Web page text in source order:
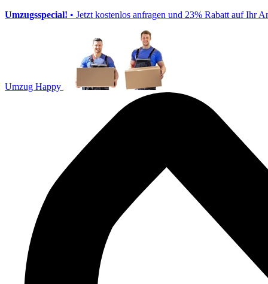
Umzugsspecial! • Jetzt kostenlos anfragen und 23% Rabatt auf Ihr
Umzug Happy